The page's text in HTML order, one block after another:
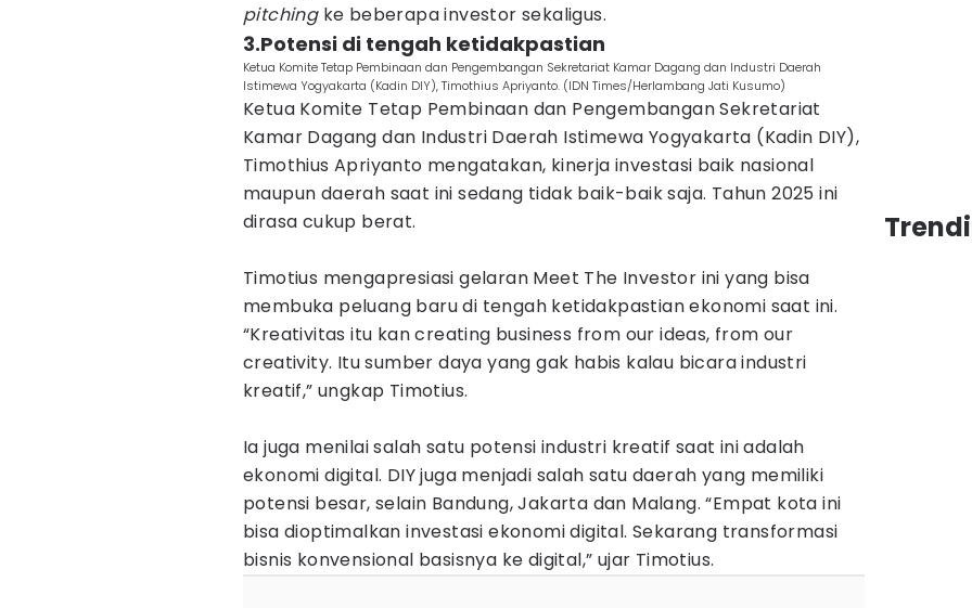
pitchingke beberapa investor sekaligus.
3.Potensi di tengah ketidakpastian
Ketua Komite Tetap Pembinaan dan Pengembangan Sekretariat Kamar Dagang dan Industri Daerah
Istimewa Yogyakarta (Kadin DIY), Timothius Apriyanto. (IDN Times/Herlambang Jati Kusumo)
Ketua Komite Tetap Pembinaan dan Pengembangan Sekretariat
Kamar Dagang dan Industri Daerah Istimewa Yogyakarta (Kadin DIY),
Timothius Apriyanto mengatakan, kinerja investasi baik nasional
maupun daerah saat ini sedang tidak baik-baik saja. Tahun 2025 ini
dirasa cukup berat.
Timotius mengapresiasi gelaran Meet The Investor ini yang bisa
membuka peluang baru di tengah ketidakpastian ekonomi saat ini.
“Kreativitas itu kan creating business from our ideas, from our
creativity. Itu sumber daya yang gak habis kalau bicara industri
kreatif,” ungkap Timotius.
Ia juga menilai salah satu potensi industri kreatif saat ini adalah
ekonomi digital. DIY juga menjadi salah satu daerah yang memiliki
potensi besar, selain Bandung, Jakarta dan Malang. “Empat kota ini
bisa dioptimalkan investasi ekonomi digital. Sekarang transformasi
bisnis konvensional basisnya ke digital,” ujar Timotius.